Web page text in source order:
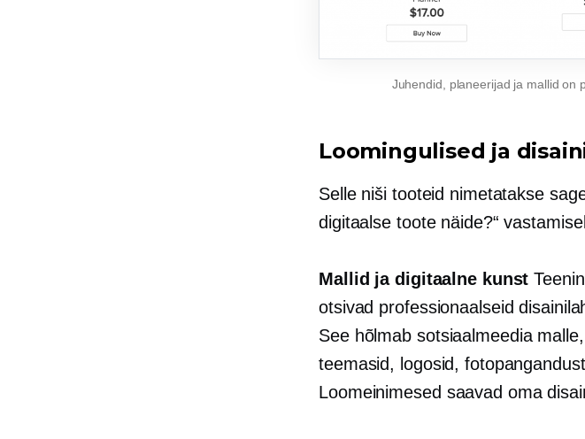
Juhendid, planeerijad ja mallid on
Loomingulised ja
Selle niši tooteid nimetatakse
digitaalse toote näide?“
Mallid ja digitaalne kunst
otsivad professionaalseid
See hõlmab sotsiaalmeedia
teemasid, logosid,
Loomeinimesed saavad oma